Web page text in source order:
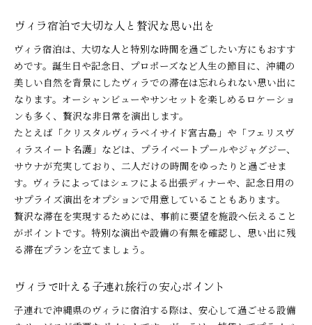
ヴィラ宿泊で大切な人と贅沢な思い出を
ヴィラ宿泊は、大切な人と特別な時間を過ごしたい方にもおすす
めです。誕生日や記念日、プロポーズなど人生の節目に、沖縄の
美しい自然を背景にしたヴィラでの滞在は忘れられない思い出に
なります。オーシャンビューやサンセットを楽しめるロケーショ
ンも多く、贅沢な非日常を演出します。
たとえば「クリスタルヴィラベイサイド宮古島」や「フェリスヴ
ィラスイート名護」などは、プライベートプールやジャグジー、
サウナが充実しており、二人だけの時間をゆったりと過ごせま
す。ヴィラによってはシェフによる出張ディナーや、記念日用の
サプライズ演出をオプションで用意していることもあります。
贅沢な滞在を実現するためには、事前に要望を施設へ伝えること
がポイントです。特別な演出や設備の有無を確認し、思い出に残
る滞在プランを立てましょう。
ヴィラで叶える子連れ旅行の安心ポイント
子連れで沖縄県のヴィラに宿泊する際は、安心して過ごせる設備